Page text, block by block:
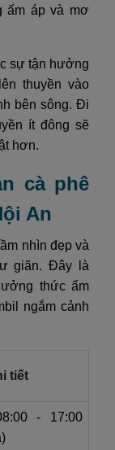
ấm áp và mơ
sự tận hưởng
thuyền vào
bên sông. Đi
ít đông sẽ
hơn.
cà phê
An
nhìn đẹp và
giãn. Đây là
thức ẩm
ngắm cảnh
tiết
- 17:00